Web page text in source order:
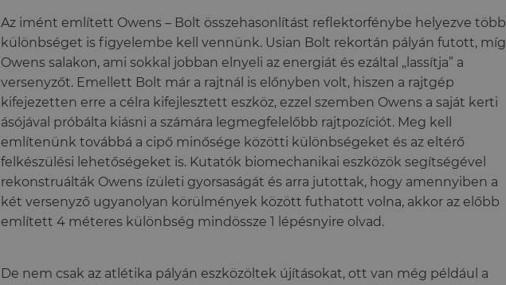
Az imént említett Owens – Bolt összehasonlítást reflektorfénybe helyezve több
különbséget is figyelembe kell vennünk. Usian Bolt rekortán pályán futott, míg
Owens salakon, ami sokkal jobban elnyeli az energiát és ezáltal „lassítja” a
versenyzőt. Emellett Bolt már a rajtnál is előnyben volt, hiszen a rajtgép
kifejezetten erre a célra kifejlesztett eszköz, ezzel szemben Owens a saját kerti
ásójával próbálta kiásni a számára legmegfelelőbb rajtpozíciót. Meg kell
említenünk továbbá a cipő minősége közötti különbségeket és az eltérő
felkészülési lehetőségeket is. Kutatók biomechanikai eszközök segítségével
rekonstruálták Owens ízületi gyorsaságát és arra jutottak, hogy amennyiben a
két versenyző ugyanolyan körülmények között futhatott volna, akkor az előbb
említett 4 méteres különbség mindössze 1 lépésnyire olvad.
De nem csak az atlétika pályán eszközöltek újításokat, ott van még például a